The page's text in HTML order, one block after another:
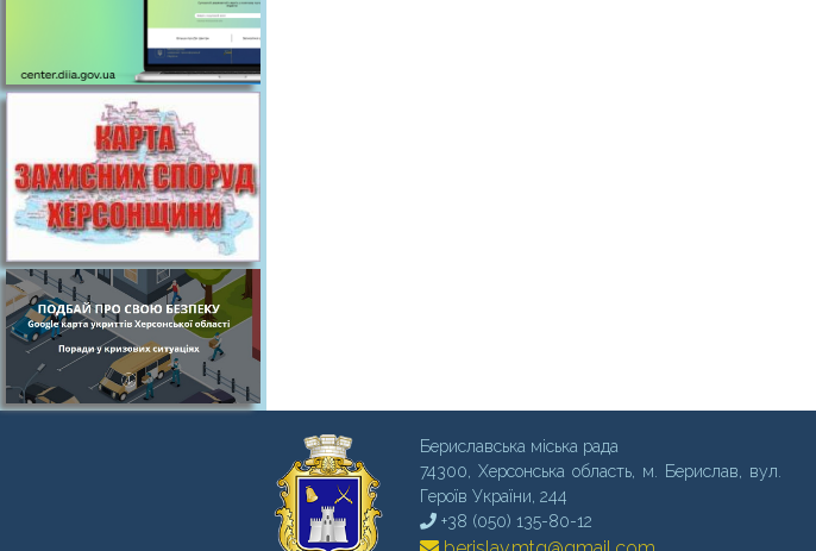
Бериславська міська рада
74300, Херсонська область, м. Бериcлав, вул.
Героїв України, 244
+38 (050) 135-80-12